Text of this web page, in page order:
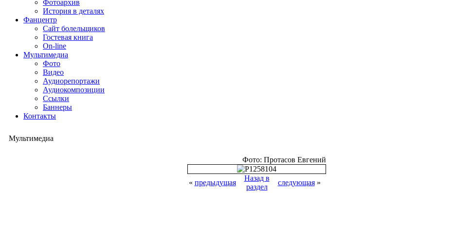
Фотоархив
История в деталях
Фанцентр
Сайт болельщиков
Гостевая книга
On-line
Мультимедиа
Фото
Видео
Аудиорепортажи
Аудиокомпозиции
Ссылки
Баннеры
Контакты
Мультимедиа
Фото: Протасов Евгений
« предыдущая
Назад в
раздел
следующая»